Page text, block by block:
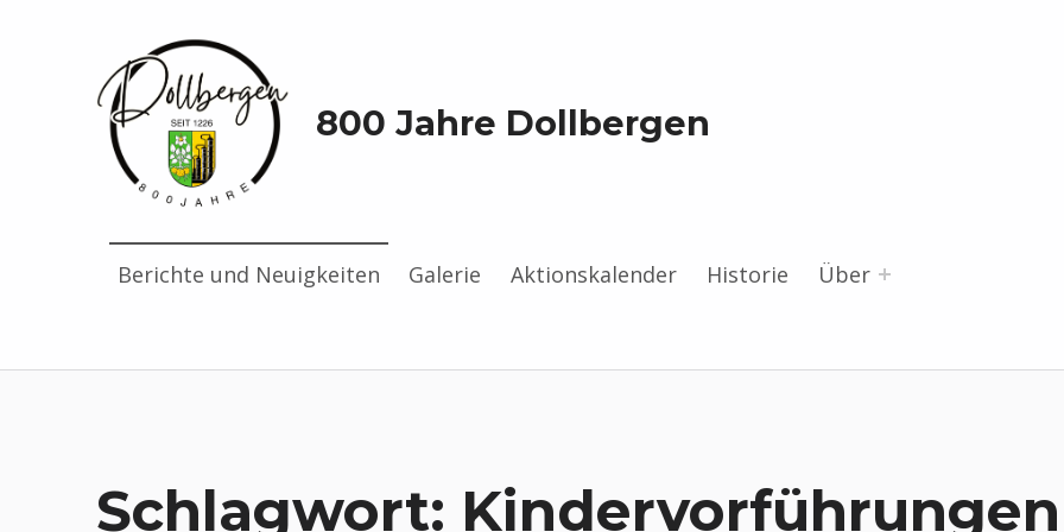
800 Jahre Dollbergen
Berichte und Neuigkeiten Galerie Aktionskalender Historie Über
Schlagwort: Kindervorführungen